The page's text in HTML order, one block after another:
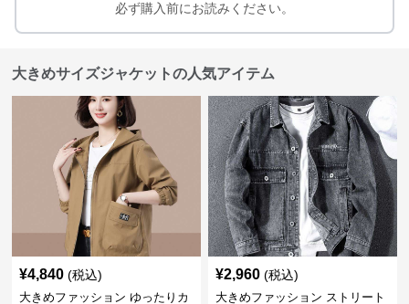
必ず購入前にお読みください。
大きめサイズジャケットの人気アイテム
¥4,840 (税込)
大きめファッション ゆったりカ
¥2,960 (税込)
大きめファッション ストリート